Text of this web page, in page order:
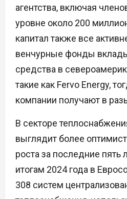
агентства, включая
уровне около 200
капитал также все
венчурные фонды
средства в
такие как Fervo Energy,
компании получают в
В секторе
выглядит более
роста за последние пять
итогам 2024 года в
308 систем